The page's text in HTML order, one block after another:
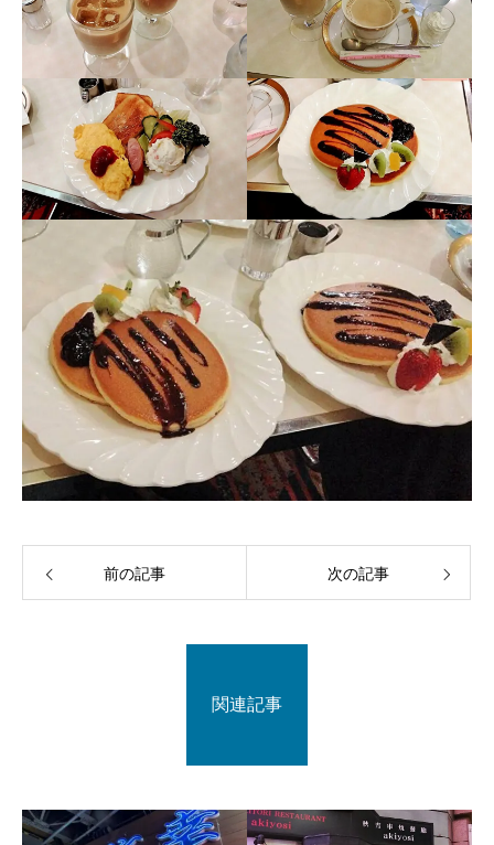
前の記事 次の記事
関連記事